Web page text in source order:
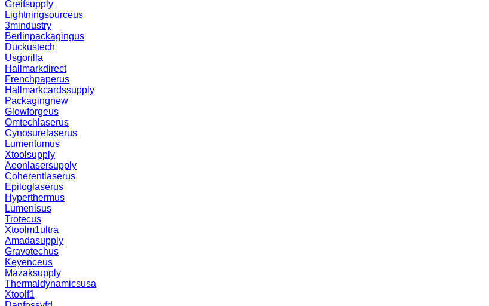
Greifsupply
Lightningsourceus
3mindustry
Berlinpackagingus
Duckustech
Usgorilla
Hallmarkdirect
Frenchpaperus
Hallmarkcardssupply
Packagingnew
Glowforgeus
Omtechlaserus
Cynosurelaserus
Lumentumus
Xtoolsupply
Aeonlasersupply
Coherentlaserus
Epiloglaserus
Hyperthermus
Lumenisus
Trotecus
Xtoolm1ultra
Amadasupply
Gravotechus
Keyenceus
Mazaksupply
Thermaldynamicsusa
Xtoolf1